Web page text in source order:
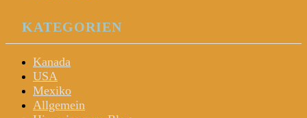
KATEGORIEN
Kanada
USA
Mexiko
Allgemein